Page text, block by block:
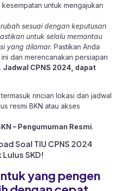
untuk mengajukan
sesuai dengan keputusan
untuk selalu memantau
yang dilamar. Pastikan Anda
dan merencanakan persiapan
Jadwal CPNS 2024, dapat
rincian lokasi dan jadwal
resmi BKN atau akses
– Pengumuman Resmi.
Soal TIU CPNS 2024
SKD!
yang pengen